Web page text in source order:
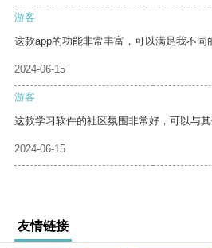
游客
这款app的功能非常丰富，可以满足我不同
2024-06-15
游客
这款学习软件的社区氛围非常好，可以与其
2024-06-15
友情链接